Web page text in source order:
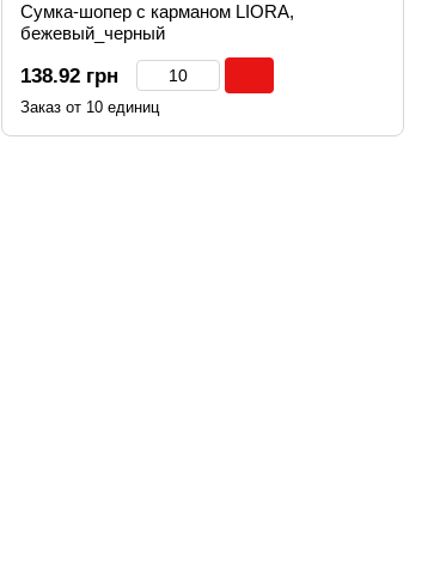
Сумка-шопер с карманом LIORA,
бежевый_черный
138.92 грн
Заказ от 10 единиц